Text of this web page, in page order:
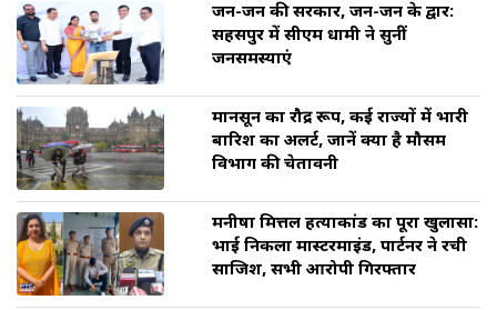
जन-जन की सरकार, जन-जन के द्वार:
सहसपुर में सीएम धामी ने सुनीं
जनसमस्याएं
मानसून का रौद्र रूप, कई राज्यों में भारी
बारिश का अलर्ट, जानें क्या है मौसम
विभाग की चेतावनी
मनीषा मित्तल हत्याकांड का पूरा खुलासा:
भाई निकला मास्टरमाइंड, पार्टनर ने रची
साजिश, सभी आरोपी गिरफ्तार